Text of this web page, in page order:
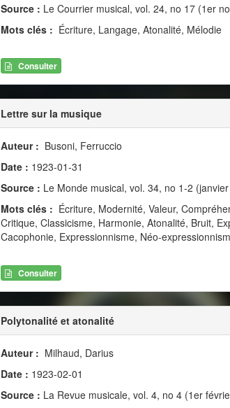
Source : Le Courrier musical, vol. 24, no 17 (1er
Mots clés : Écriture, Langage, Atonalité, Mélodie
Consulter
Lettre sur la musique
Auteur : Busoni, Ferruccio
Date : 1923-01-31
Source : Le Monde musical, vol. 34, no 1-2
Mots clés : Écriture, Modernité, Valeur,
Critique, Classicisme, Harmonie, Atonalité, Bruit,
Cacophonie, Expressionnisme, Néo-
Consulter
Polytonalité et atonalité
Auteur : Milhaud, Darius
Date : 1923-02-01
Source : La Revue musicale, vol. 4, no 4 (1er